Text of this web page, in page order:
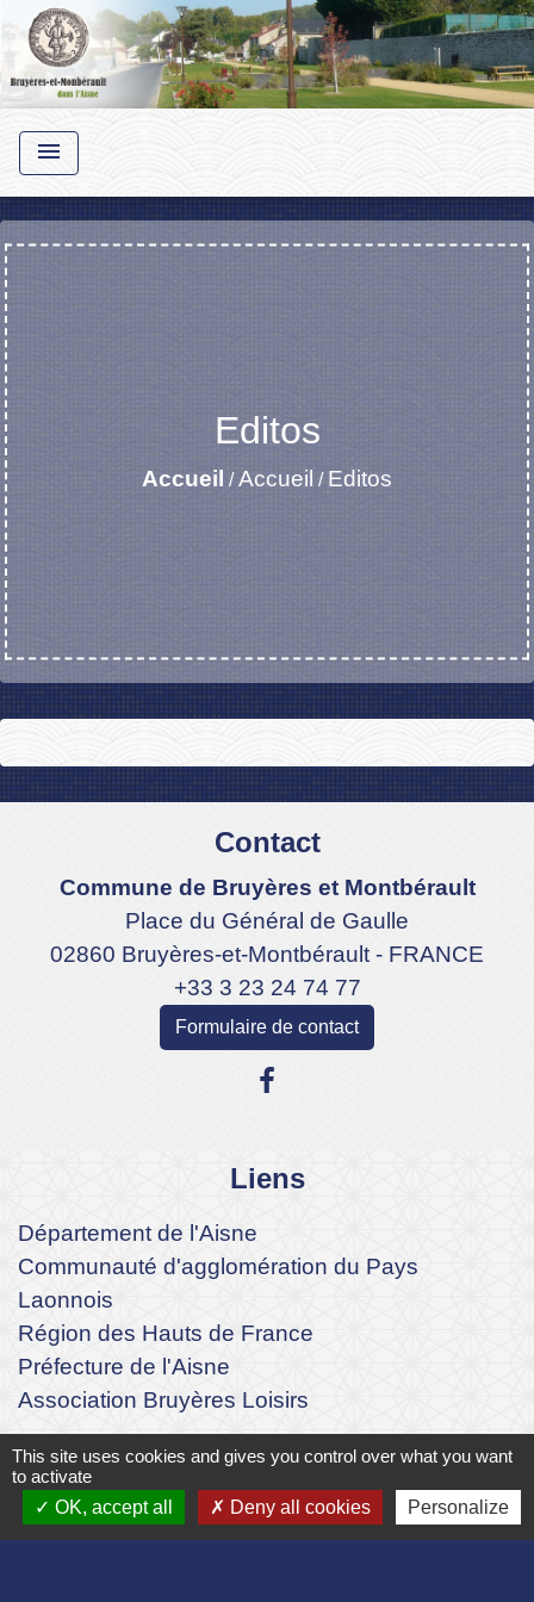
menu
Editos
Accueil /Accueil / Editos
Contact
Commune de Bruyères et Montbérault
Place du Général de Gaulle
02860 Bruyères-et-Montbérault - FRANCE
+33 3 23 24 74 77
Formulaire de contact
Liens
Département de l'Aisne
Communauté d'agglomération du Pays
Laonnois
Région des Hauts de France
Préfecture de l'Aisne
Association Bruyères Loisirs
Mentions légales - Politique de confidentialité -
Accessibilité - Plan du site -
This site uses cookies and gives you control over what you want
to activate
OK, accept all
Deny all cookies Personalize